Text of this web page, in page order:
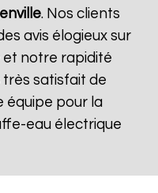
. Nos clients
avis élogieux sur
et notre rapidité
très satisfait de
équipe pour la
eau électrique